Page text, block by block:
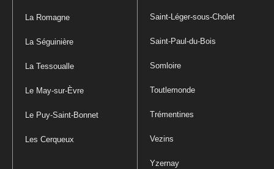
La Romagne
La Séguinière
La Tessoualle
Le May-sur-Èvre
Le Puy-Saint-Bonnet
Les Cerqueux
Saint-Léger-sous-Cholet
Saint-Paul-du-Bois
Somloire
Toutlemonde
Trémentines
Vezins
Yzernay